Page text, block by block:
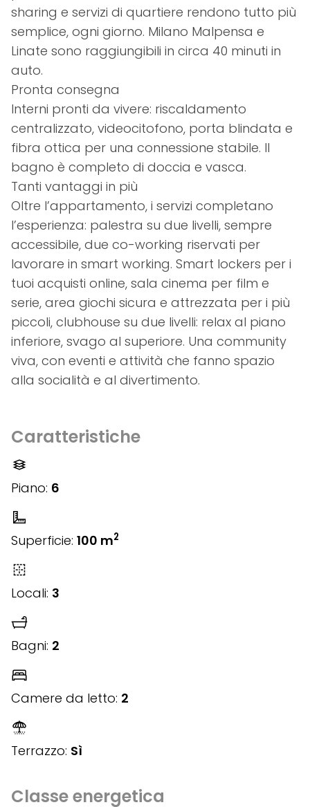
sharing e servizi di quartiere rendono tutto più
semplice, ogni giorno. Milano Malpensa e
Linate sono raggiungibili in circa 40 minuti in
auto.
Pronta consegna
Interni pronti da vivere: riscaldamento
centralizzato, videocitofono, porta blindata e
fibra ottica per una connessione stabile. Il
bagno è completo di doccia e vasca.
Tanti vantaggi in più
Oltre l’appartamento, i servizi completano
l’esperienza: palestra su due livelli, sempre
accessibile, due co-working riservati per
lavorare in smart working. Smart lockers per i
tuoi acquisti online, sala cinema per film e
serie, area giochi sicura e attrezzata per i più
piccoli, clubhouse su due livelli: relax al piano
inferiore, svago al superiore. Una community
viva, con eventi e attività che fanno spazio
alla socialità e al divertimento.
Caratteristiche
Piano: 6
Superficie: 100 m2
Locali: 3
Bagni: 2
Camere da letto: 2
Terrazzo: Sì
Classe energetica